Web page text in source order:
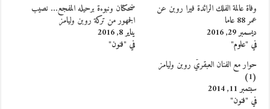
وفاة عالمة الفلك الرائدة فيرا روبن عن
عمر 88 عاما
ديسمبر 29, 2016
في "علوم"
ضحكتان ونبوءة برحيله المفجع… نصيب
الجمهور من تركة روبن وليامز
يناير 8, 2016
في "فنون"
حوار مع الفنان العبقريّ روبن وليامز
(1)
سبتمبر 11, 2014
في "فنون"